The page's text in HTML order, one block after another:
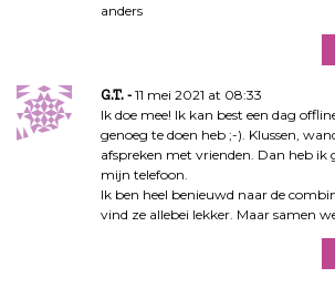
anders
G.T.
11 mei 2021 at 08:33
Ik doe mee! Ik kan best een dag
genoeg te doen heb ;-). Klussen,
afspreken met vrienden. Dan heb ik
mijn telefoon.
Ik ben heel benieuwd naar de
vind ze allebei lekker. Maar samen